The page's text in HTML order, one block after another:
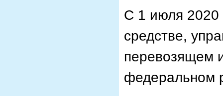
С 1 июля 2020
средстве,
перевозящем
федеральном